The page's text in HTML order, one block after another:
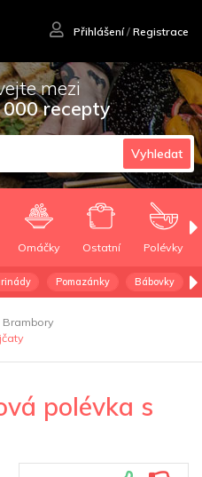
Přihlášení/ Registrace
mezi
recepty
Vyhledat
Omáčky Ostatní Polévky
Pomazánky Bábovky
Brambory
polévka s